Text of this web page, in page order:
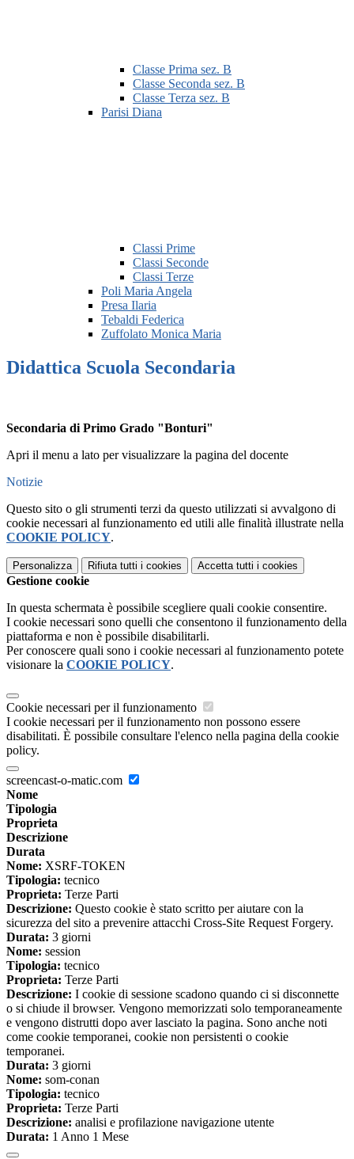
Classe Prima sez. B
Classe Seconda sez. B
Classe Terza sez. B
Parisi Diana
Classi Prime
Classi Seconde
Classi Terze
Poli Maria Angela
Presa Ilaria
Tebaldi Federica
Zuffolato Monica Maria
Didattica Scuola Secondaria
Secondaria di Primo Grado "Bonturi"
Apri il menu a lato per visualizzare la pagina del docente
Notizie
Questo sito o gli strumenti terzi da questo utilizzati si avvalgono di
cookie necessari al funzionamento ed utili alle finalità illustrate nella
COOKIE POLICY.
Personalizza Rifiuta tutti i cookies Accetta tutti i cookies
Gestione cookie
In questa schermata è possibile scegliere quali cookie consentire.
I cookie necessari sono quelli che consentono il funzionamento della
piattaforma e non è possibile disabilitarli.
Per conoscere quali sono i cookie necessari al funzionamento potete
visionare la COOKIE POLICY.
Cookie necessari per il funzionamento
I cookie necessari per il funzionamento non possono essere
disabilitati. È possibile consultare l'elenco nella pagina della cookie
policy.
screencast-o-matic.com
Nome
Tipologia
Proprieta
Descrizione
Durata
Nome: XSRF-TOKEN
Tipologia: tecnico
Proprieta: Terze Parti
Descrizione: Questo cookie è stato scritto per aiutare con la
sicurezza del sito a prevenire attacchi Cross-Site Request Forgery.
Durata: 3 giorni
Nome: session
Tipologia: tecnico
Proprieta: Terze Parti
Descrizione: I cookie di sessione scadono quando ci si disconnette
o si chiude il browser. Vengono memorizzati solo temporaneamente
e vengono distrutti dopo aver lasciato la pagina. Sono anche noti
come cookie temporanei, cookie non persistenti o cookie
temporanei.
Durata: 3 giorni
Nome: som-conan
Tipologia: tecnico
Proprieta: Terze Parti
Descrizione: analisi e profilazione navigazione utente
Durata: 1 Anno 1 Mese